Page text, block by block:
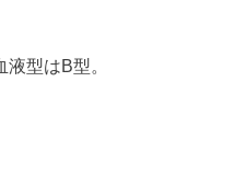
型はB型。